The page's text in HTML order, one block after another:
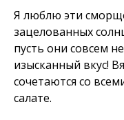
Я люблю эти
зацелованных
пусть они совсем
изысканный вкус!
сочетаются со
салате.